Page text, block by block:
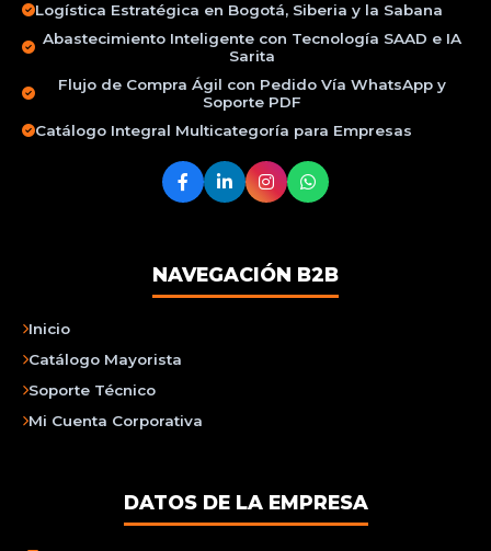
Logística Estratégica en Bogotá, Siberia y la Sabana
Abastecimiento Inteligente con Tecnología SAAD e IA
Sarita
Flujo de Compra Ágil con Pedido Vía WhatsApp y
Soporte PDF
Catálogo Integral Multicategoría para Empresas
NAVEGACIÓN B2B
Inicio
Catálogo Mayorista
Soporte Técnico
Mi Cuenta Corporativa
DATOS DE LA EMPRESA